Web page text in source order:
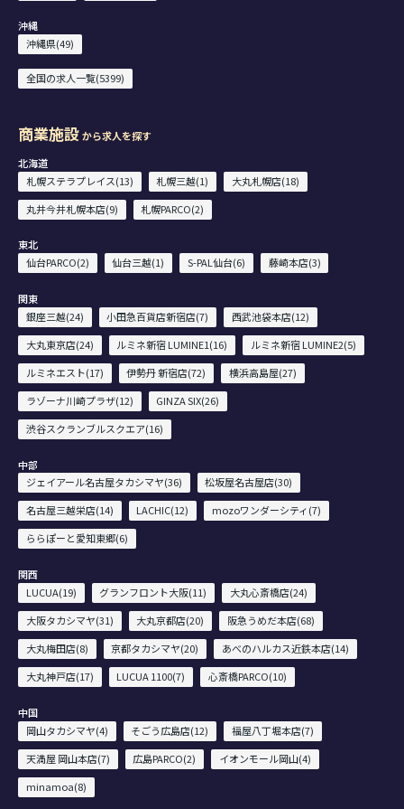
沖縄
沖縄県(49)
全国の求人一覧(5399)
商業施設から求人を探す
北海道
札幌ステラプレイス(13)
札幌三越(1)
大丸札幌店(18)
丸井今井札幌本店(9)
札幌PARCO(2)
東北
仙台PARCO(2)
仙台三越(1) S-PAL仙台(6) 藤崎本店(3)
関東
銀座三越(24)
小田急百貨店新宿店(7)
西武池袋本店(12)
大丸東京店(24)
ルミネ新宿 LUMINE1(16)
ルミネ新宿 LUMINE2(5)
ルミネエスト(17)
伊勢丹 新宿店(72)
横浜高島屋(27)
ラゾーナ川崎プラザ(12)
GINZA SIX(26)
渋谷スクランブルスクエア(16)
中部
ジェイアール名古屋タカシマヤ(36)
松坂屋名古屋店(30)
名古屋三越栄店(14)
LACHIC(12)
mozoワンダーシティ(7)
ららぽーと愛知東郷(6)
関西
LUCUA(19)
グランフロント大阪(11)
大丸心斎橋店(24)
大阪タカシマヤ(31)
大丸京都店(20)
阪急うめだ本店(68)
大丸梅田店(8)
京都タカシマヤ(20)
あべのハルカス近鉄本店(14)
大丸神戸店(17)
LUCUA 1100(7) 心斎橋PARCO(10)
中国
岡山タカシマヤ(4)
そごう広島店(12)
福屋八丁堀本店(7)
天満屋 岡山本店(7)
広島PARCO(2)
イオンモール岡山(4)
minamoa(8)